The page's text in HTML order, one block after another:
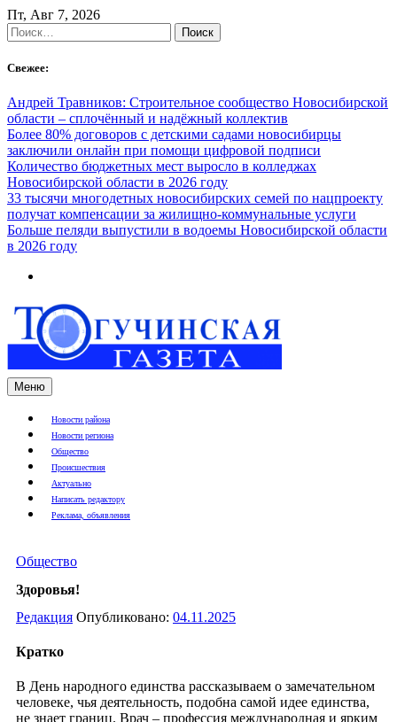
Skip
to
content
Пт, Авг 7, 2026
Найти:
Свежее:
Андрей Травников: Строительное сообщество Новосибирской
области – сплочённый и надёжный коллектив
Более 80% договоров с детскими садами новосибирцы
заключили онлайн при помощи цифровой подписи
Количество бюджетных мест выросло в колледжах
Новосибирской области в 2026 году
33 тысячи многодетных новосибирских семей по нацпроекту
получат компенсации за жилищно-коммунальные услуги
Больше пеляди выпустили в водоемы Новосибирской области
в 2026 году
Меню
Новости района
Новости региона
Общество
Происшествия
Актуально
Написать редактору
Реклама, объявления
Общество
Здоровья!
Редакция Опубликовано: 04.11.2025
Кратко
В День народного единства рассказываем о замечательном
человеке, чья деятельность, подобна самой идее единства,
не знает границ. Врач – профессия международная и ярким